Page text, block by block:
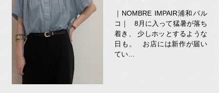
｜NOMBRE IMPAIR浦和パル
コ｜ 8月に入って猛暑が落ち
着き、 少しホッとするような
日も。 お店には新作が届い
てい…